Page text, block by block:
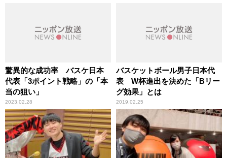
驚異的な成功率 バスケ日本
代表「3ポイント戦略」の「本
当の狙い」
2023.02.28
バスケットボール男子日本代
表 W杯進出を決めた「Bリー
グ効果」とは
2019.02.25